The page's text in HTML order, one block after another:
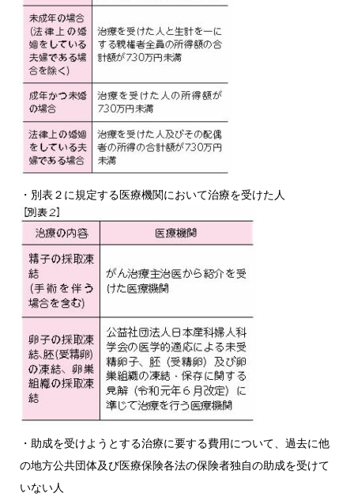
・別表２に規定する医療機関において治療を受けた人
・助成を受けようとする治療に要する費用について、過去に他
の地方公共団体及び医療保険各法の保険者独自の助成を受けて
いない人